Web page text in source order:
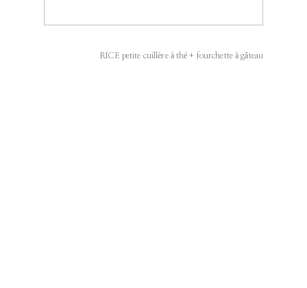
RICE petite cuillère à thé + fourchette à gâteau